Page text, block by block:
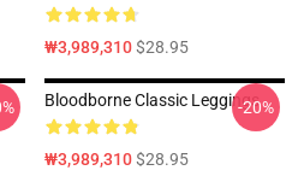
₩3,989,310$28.95
Bloodborne Classic Leggings
₩3,989,310$28.95
-20%